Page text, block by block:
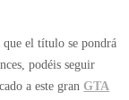
que el título se pondrá
podéis seguir
a este granGTA